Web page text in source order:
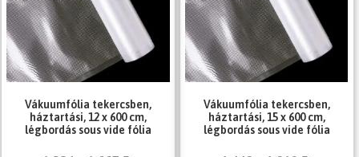
Vákuumfólia tekercsben,
háztartási, 12 x 600 cm,
légbordás sous vide fólia
Vákuumfólia tekercsben,
háztartási, 15 x 600 cm,
légbordás sous vide fólia